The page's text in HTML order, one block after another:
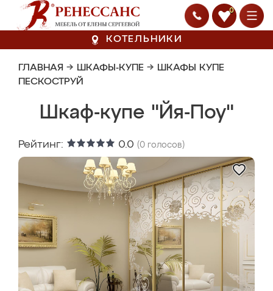
0
КОТЕЛЬНИКИ
ГЛАВНАЯ → ШКАФЫ-КУПЕ → ШКАФЫ КУПЕ
ПЕСКОСТРУЙ
Шкаф-купе "Йя-Поу"
Рейтинг: 0.0 (0 голосов)